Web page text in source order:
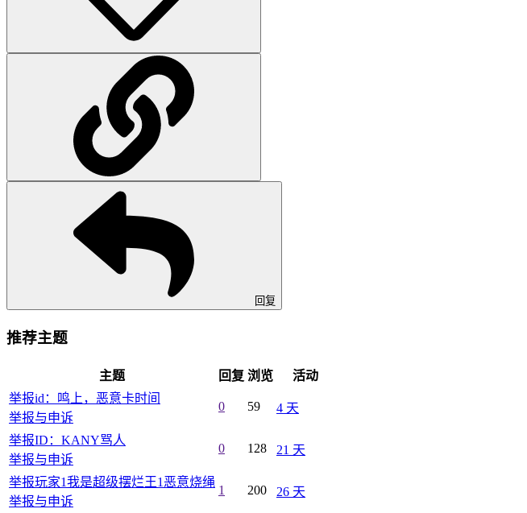
回复
推荐主题
主题 回复 浏览
活动
举报id：鸣上，恶意卡时间
举报与申诉
0 59 4 天
举报ID：KANY骂人
举报与申诉
0 128 21 天
举报玩家1我是超级摆烂王1恶意烧绳
举报与申诉
1 200 26 天